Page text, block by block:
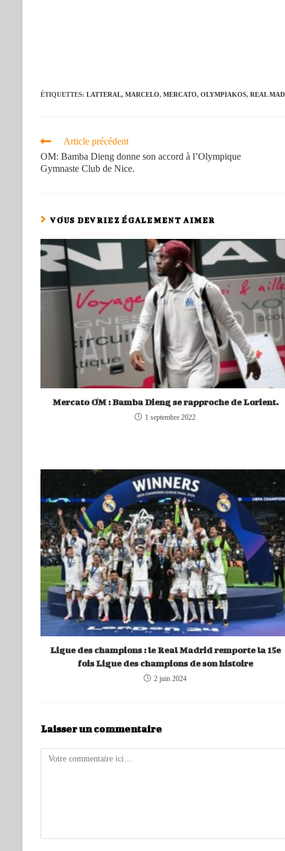
ÉTIQUETTES: LATTERAL, MARCELO, MERCATO, OLYMPIAKOS, REAL
Article précédent
OM: Bamba Dieng donne son accord à l’Olympique
Gymnaste Club de Nice.
VOUS DEVRIEZ ÉGALEMENT AIMER
Mercato OM : Bamba Dieng se rapproche de Lorient.
1 septembre 2022
Ligue des champions : le Real Madrid remporte la 15e
fois Ligue des champions de son histoire
2 juin 2024
Laisser un commentaire